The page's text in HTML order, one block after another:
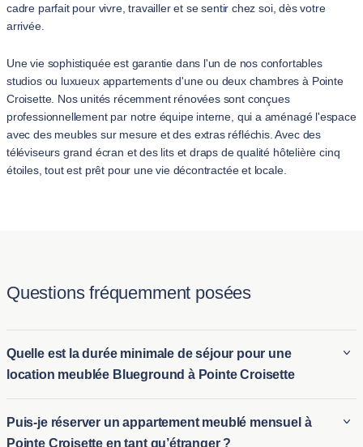
cadre parfait pour vivre, travailler et se sentir chez soi, dès votre
arrivée.
Une vie sophistiquée est garantie dans l'un de nos confortables
studios ou luxueux appartements d'une ou deux chambres à Pointe
Croisette. Nos unités récemment rénovées sont conçues
professionnellement par notre équipe interne, qui a aménagé l'espace
avec des meubles sur mesure et des extras réfléchis. Avec des
téléviseurs grand écran et des lits et draps de qualité hôtelière cinq
étoiles, tout est prêt pour une vie décontractée et locale.
Questions fréquemment posées
Quelle est la durée minimale de séjour pour une
location meublée Blueground à Pointe Croisette
location à Pointe Croisette avec Blueground est généralement
Puis-je réserver un appartement meublé mensuel à
Pointe Croisette en tant qu’étranger ?